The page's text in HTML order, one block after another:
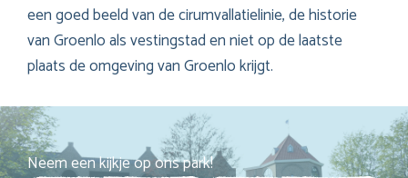
een goed beeld van de cirumvallatielinie, de historie
van Groenlo als vestingstad en niet op de laatste
plaats de omgeving van Groenlo krijgt.
Neem een kijkje op ons park!